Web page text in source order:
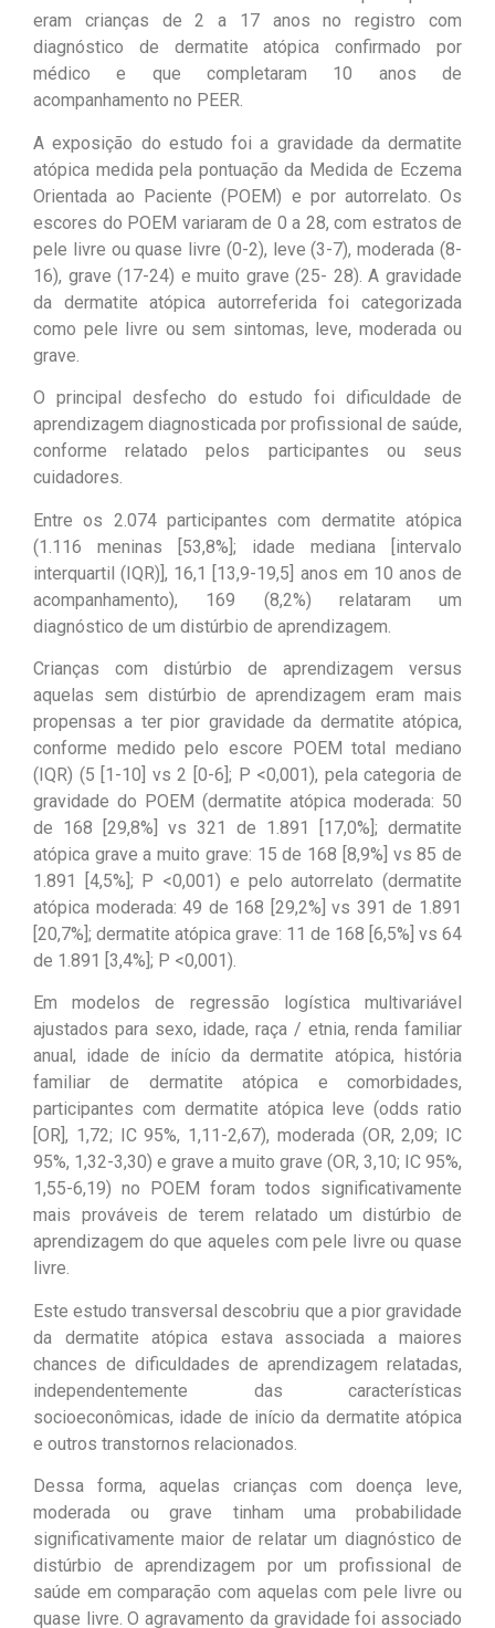
eram crianças de 2 a 17 anos no registro com
diagnóstico de dermatite atópica confirmado por
médico e que completaram 10 anos de
acompanhamento no PEER.
A exposição do estudo foi a gravidade da dermatite
atópica medida pela pontuação da Medida de Eczema
Orientada ao Paciente (POEM) e por autorrelato. Os
escores do POEM variaram de 0 a 28, com estratos de
pele livre ou quase livre (0-2), leve (3-7), moderada (8-
16), grave (17-24) e muito grave (25- 28). A gravidade
da dermatite atópica autorreferida foi categorizada
como pele livre ou sem sintomas, leve, moderada ou
grave.
O principal desfecho do estudo foi dificuldade de
aprendizagem diagnosticada por profissional de saúde,
conforme relatado pelos participantes ou seus
cuidadores.
Entre os 2.074 participantes com dermatite atópica
(1.116 meninas [53,8%]; idade mediana [intervalo
interquartil (IQR)], 16,1 [13,9-19,5] anos em 10 anos de
acompanhamento), 169 (8,2%) relataram um
diagnóstico de um distúrbio de aprendizagem.
Crianças com distúrbio de aprendizagem versus
aquelas sem distúrbio de aprendizagem eram mais
propensas a ter pior gravidade da dermatite atópica,
conforme medido pelo escore POEM total mediano
(IQR) (5 [1-10] vs 2 [0-6]; P <0,001), pela categoria de
gravidade do POEM (dermatite atópica moderada: 50
de 168 [29,8%] vs 321 de 1.891 [17,0%]; dermatite
atópica grave a muito grave: 15 de 168 [8,9%] vs 85 de
1.891 [4,5%]; P <0,001) e pelo autorrelato (dermatite
atópica moderada: 49 de 168 [29,2%] vs 391 de 1.891
[20,7%]; dermatite atópica grave: 11 de 168 [6,5%] vs 64
de 1.891 [3,4%]; P <0,001).
Em modelos de regressão logística multivariável
ajustados para sexo, idade, raça / etnia, renda familiar
anual, idade de início da dermatite atópica, história
familiar de dermatite atópica e comorbidades,
participantes com dermatite atópica leve (odds ratio
[OR], 1,72; IC 95%, 1,11-2,67), moderada (OR, 2,09; IC
95%, 1,32-3,30) e grave a muito grave (OR, 3,10; IC 95%,
1,55-6,19) no POEM foram todos significativamente
mais prováveis ​​de terem relatado um distúrbio de
aprendizagem do que aqueles com pele livre ou quase
livre.
Este estudo transversal descobriu que a pior gravidade
da dermatite atópica estava associada a maiores
chances de dificuldades de aprendizagem relatadas,
independentemente das características
socioeconômicas, idade de início da dermatite atópica
e outros transtornos relacionados.
Dessa forma, aquelas crianças com doença leve,
moderada ou grave tinham uma probabilidade
significativamente maior de relatar um diagnóstico de
distúrbio de aprendizagem por um profissional de
saúde em comparação com aquelas com pele livre ou
quase livre. O agravamento da gravidade foi associado